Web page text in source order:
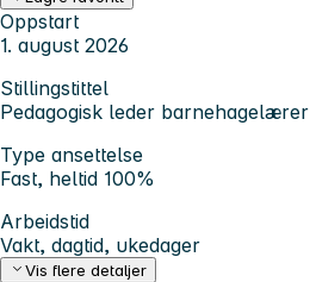
Oppstart
1. august 2026
Stillingstittel
Pedagogisk leder barnehagelærer
Type ansettelse
Fast, heltid 100%
Arbeidstid
Vakt, dagtid, ukedager
Vis flere detaljer